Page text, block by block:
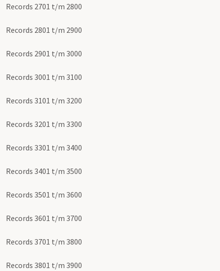
Records 2701 t/m 2800
Records 2801 t/m 2900
Records 2901 t/m 3000
Records 3001 t/m 3100
Records 3101 t/m 3200
Records 3201 t/m 3300
Records 3301 t/m 3400
Records 3401 t/m 3500
Records 3501 t/m 3600
Records 3601 t/m 3700
Records 3701 t/m 3800
Records 3801 t/m 3900